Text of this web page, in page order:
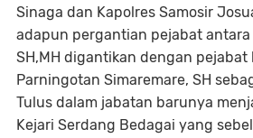
Sinaga dan Kapolres Samosir
adapun pergantian pejabat antara
SH,MH digantikan dengan pejabat
Parningotan Simaremare, SH
Tulus dalam jabatan barunya
Kejari Serdang Bedagai yang